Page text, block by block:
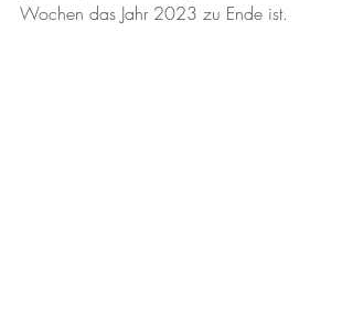
Wochen das Jahr 2023 zu Ende ist.